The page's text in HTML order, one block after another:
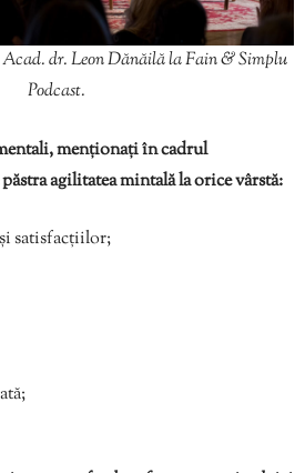
dr. Leon Dănăilă la Fain & Simplu
Podcast.
menționați în cadrul
agilitatea mintală la orice vârstă:
satisfacțiilor;